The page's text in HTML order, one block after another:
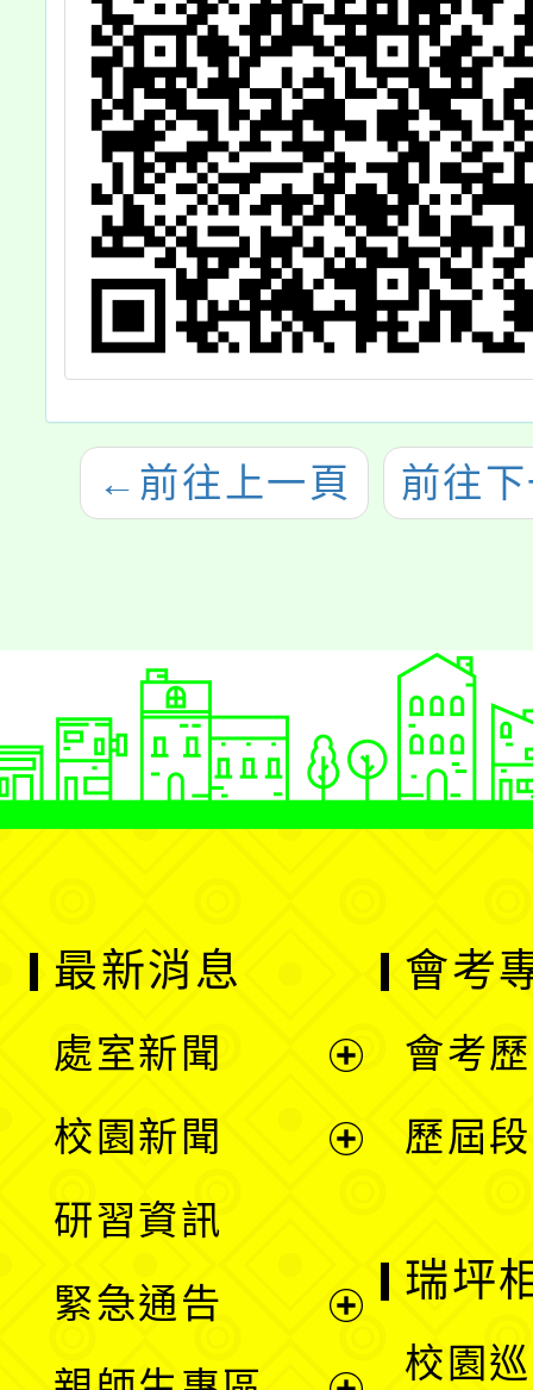
← 前往上一頁 前往
最新消息
處室新聞
單
校園新聞
選
研習資訊
緊急通告
會考
會考
歷屆
瑞坪
校園